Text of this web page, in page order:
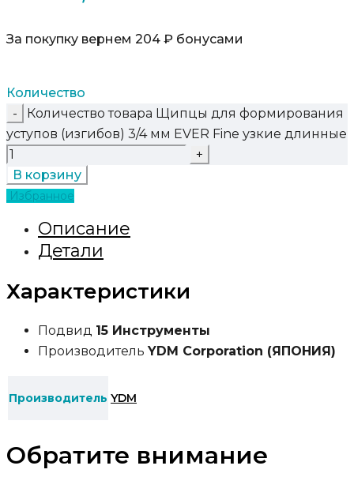
За покупку вернем 204 ₽ бонусами
Количество
Количество товара Щипцы для формирования
уступов (изгибов) 3/4 мм EVER Fine узкие длинные
В корзину
Избранное
Описание
Детали
Характеристики
Подвид 15 Инструменты
Производитель YDM Corporation (ЯПОНИЯ)
Производитель YDM
Обратите внимание